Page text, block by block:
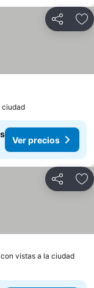
Compartir
ciudad
Ver precios
Compartir
vistas a la ciudadVer